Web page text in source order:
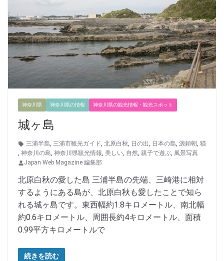
神奈川県 神奈川県の情報 神奈川県の観光情報・観光スポット
城ヶ島
三浦半島, 三浦市観光ガイド, 北原白秋, 日の出, 日本の島, 源頼朝, 猫
, 神奈川の島, 神奈川県観光情報, 美しい, 自然, 親子で遊ぶ, 風景写真
Japan Web Magazine 編集部
北原白秋の愛した島 三浦半島の先端、三崎港に相対
するようにある島が、北原白秋も愛したことで知ら
れる城ヶ島です。東西幅約1.8キロメートル、南北幅
約0.6キロメートル、周囲長約4キロメートル、面積
0.99平方キロメートルで
続きを読む